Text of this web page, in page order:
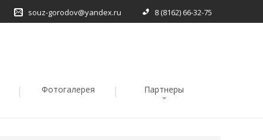
souz-gorodov@yandex.ru 8 (8162) 66-32-75
Фотогалерея Партнеры